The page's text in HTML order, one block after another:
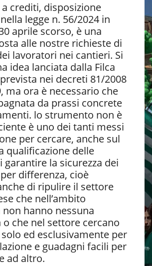
a crediti, disposizione
legge n. 56/2024 in
aprile scorso, è una
alle nostre richieste di
lavoratori nei cantieri. Si
idea lanciata dalla Filca
nei decreti 81/2008
ma ora è necessario che
da prassi concrete
lo strumento non è
è uno dei tanti messi
per cercare, anche sul
qualificazione delle
garantire la sicurezza dei
differenza, cioè
di ripulire il settore
che nell’ambito
non hanno nessuna
o che nel settore cercano
ed esclusivamente per
e guadagni facili per
ad altro.